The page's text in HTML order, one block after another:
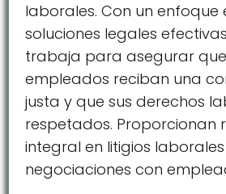
laborales. Con un enfoque
soluciones legales
trabaja para asegurar
empleados reciban una
justa y que sus derechos
respetados. Proporcionan
integral en litigios
negociaciones con